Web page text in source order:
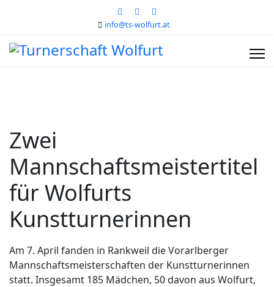
info@ts-wolfurt.at
Zwei
Mannschaftsmeistertitel
für Wolfurts
Kunstturnerinnen
Am 7. April fanden in Rankweil die Vorarlberger
Mannschaftsmeisterschaften der Kunstturnerinnen
statt. Insgesamt 185 Mädchen, 50 davon aus Wolfurt,